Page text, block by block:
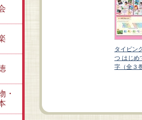
チャ
タイピン
つ はじめ
字（全３
・